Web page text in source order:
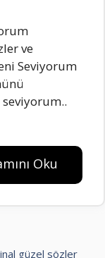
ve
Seviyorum
Oku
güzel sözler